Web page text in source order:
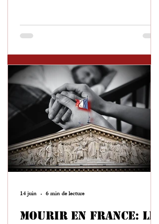
Mourir en France: le
14 juin 6 min de lecture